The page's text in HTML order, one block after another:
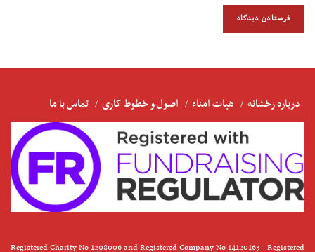
درباره رخشانه هیات امناء اصول و خطوط کاری تماس با ما
Registered Charity No 1208006 and Registered Company No 14120163 - Registered